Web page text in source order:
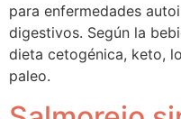
para enfermedades
digestivos. Según la
dieta cetogénica, keto,
paleo.